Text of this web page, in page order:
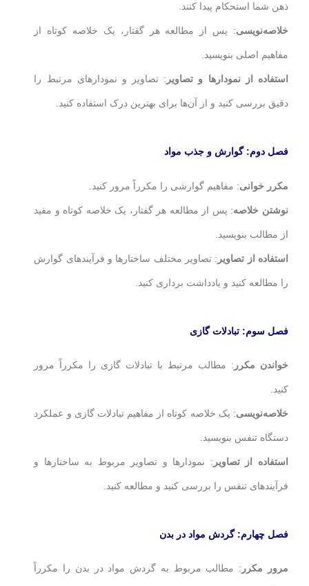
ذهن شما استحکام پیدا کنند.
خلاصه‌نویسی: پس از مطالعه هر گفتار، یک خلاصه کوتاه از
مفاهیم اصلی بنویسید.
استفاده از نمودارها و تصاویر : تصاویر و نمودارهای مرتبط را
دقیق بررسی کنید و از آن‌ها برای بهترین درک استفاده کنید.
فصل دوم: گوارش و جذب مواد
مکرر خوانی: مفاهیم گوارشی را مکرراً مرور کنید.
نوشتن خلاصه: پس از مطالعه هر گفتار، یک خلاصه کوتاه و مفید
از مطالب بنویسید.
استفاده از تصاویر : تصاویر مختلف ساختارها و فرآیندهای گوارش
را مطالعه کنید و یادداشت برداری کنید.
فصل سوم: تبادلات گازی
خواندن مکرر : مطالب مرتبط با تبادلات گازی را مکرراً مرور
کنید.
خلاصه‌نویسی: یک خلاصه کوتاه از مفاهیم تبادلات گازی و عملکرد
دستگاه تنفس بنویسید.
استفاده از تصاویر : نمودارها و تصاویر مربوط به ساختارها و
فرآیندهای تنفس را بررسی کنید و مطالعه کنید.
فصل چهارم: گردش مواد در بدن
مرور مکرر : مطالب مربوط به گردش مواد در بدن را مکرراً